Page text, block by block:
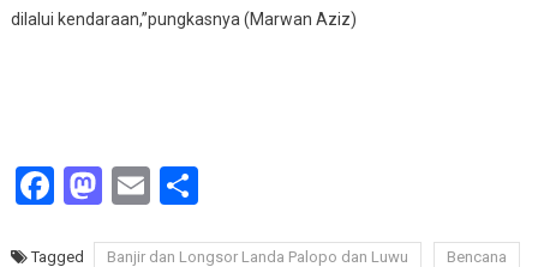
dilalui kendaraan,”pungkasnya (Marwan Aziz)
Facebook
Mastodon
EmailShare
Tagged Banjir dan Longsor Landa Palopo dan Luwu
Bencana